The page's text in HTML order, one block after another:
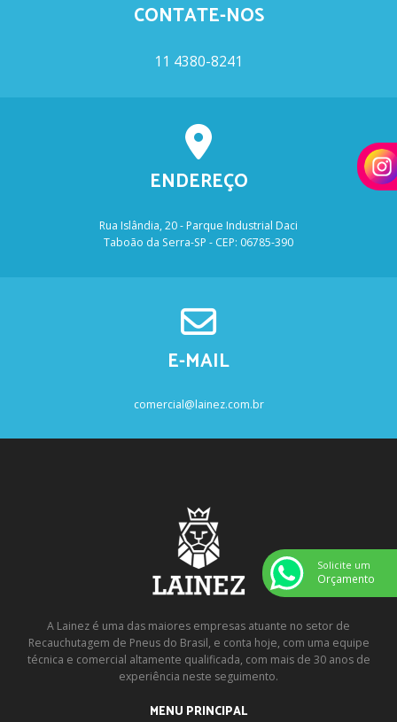
CONTATE-NOS
11 4380-8241
ENDEREÇO
Rua Islândia, 20 - Parque Industrial Daci
Taboão da Serra-SP - CEP: 06785-390
E-MAIL
comercial@lainez.com.br
A Lainez é uma das maiores empresas atuante no setor de
Recauchutagem de Pneus do Brasil, e conta hoje, com uma equipe
técnica e comercial altamente qualificada, com mais de 30 anos de
experiência neste seguimento.
MENU PRINCIPAL
Solicite um
Orçamento